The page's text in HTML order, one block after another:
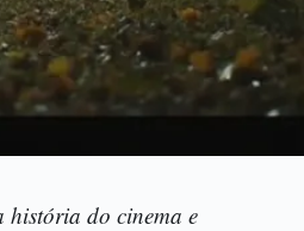
história do cinema e